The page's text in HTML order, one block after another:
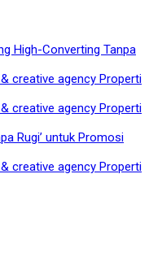
High-Converting Tanpa
creative agency Properti
creative agency Properti
Rugi’ untuk Promosi
creative agency Properti